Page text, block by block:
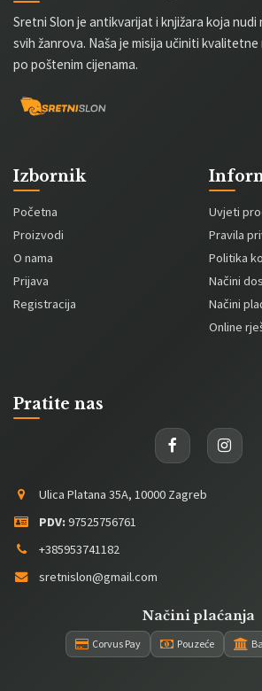
Sretni Slon je antikvarijat i knjižara koja nudi
svih žanrova. Naša je misija učiniti
po poštenim cijenama.
Izbornik
Početna
Proizvodi
O nama
Prijava
Registracija
Uvjeti
Pravila
Politika
Načini
Načini
Online
Pratite nas
Ulica Platana 35A, 10000 Zagreb
PDV: 97525756761
+385953741182
sretnislon@gmail.com
Načini plaćanja
Corvus Pay Pouzeće